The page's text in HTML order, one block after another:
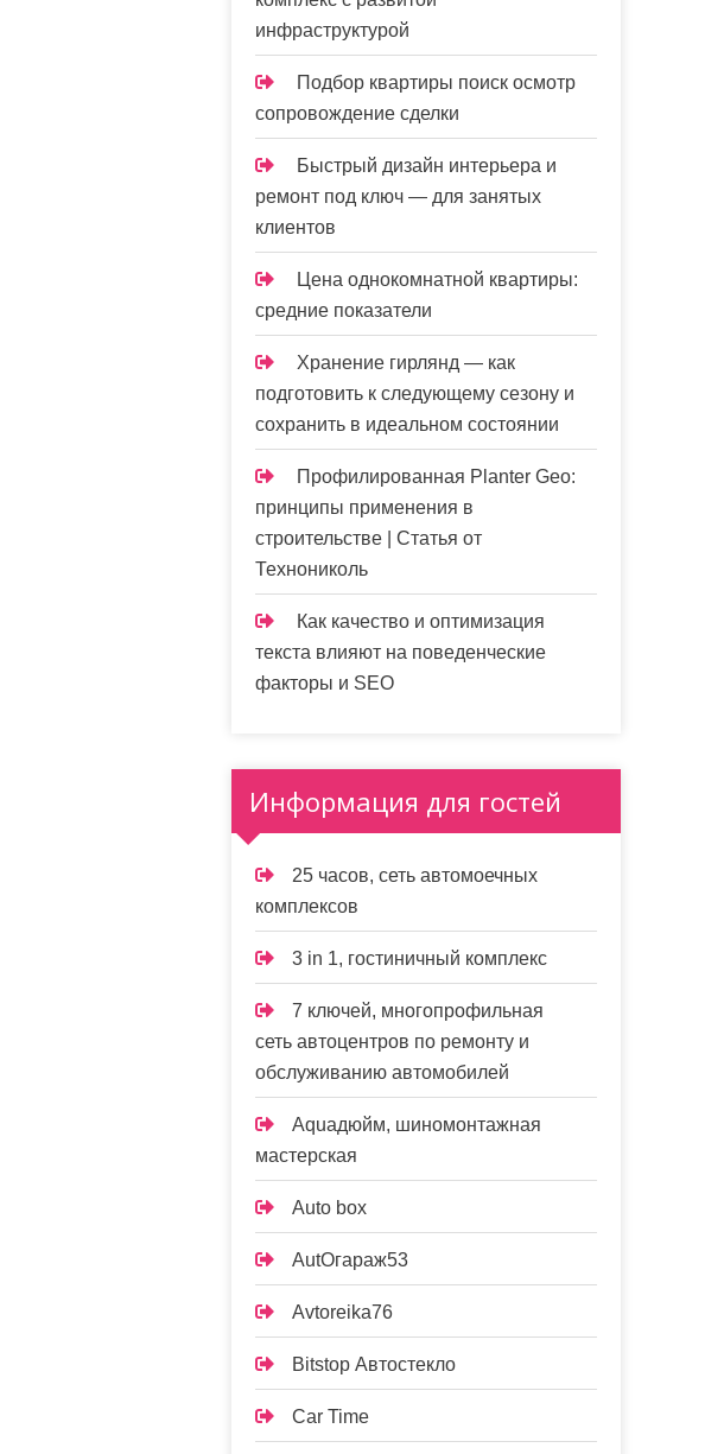
инфраструктурой
Подбор квартиры поиск осмотр
сопровождение сделки
Быстрый дизайн интерьера и
ремонт под ключ — для занятых
клиентов
Цена однокомнатной квартиры:
средние показатели
Хранение гирлянд — как
подготовить к следующему сезону и
сохранить в идеальном состоянии
Профилированная Planter Geo:
принципы применения в
строительстве | Статья от
Технониколь
Как качество и оптимизация
текста влияют на поведенческие
факторы и SEO
Информация для гостей
25 часов, сеть автомоечных
комплексов
3 in 1, гостиничный комплекс
7 ключей, многопрофильная
сеть автоцентров по ремонту и
обслуживанию автомобилей
Aquaдюйм, шиномонтажная
мастерская
Auto box
AutOгараж53
Avtoreika76
Bitstop Автостекло
Car Time